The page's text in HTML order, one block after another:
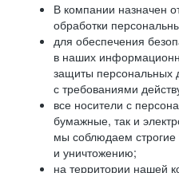
В компании назначен
обработки
для обеспечения
в наших
защиты персональных
с требованиями
все носители с
бумажные, так и
мы соблюдаем
и уничтожению;
на территории нашей